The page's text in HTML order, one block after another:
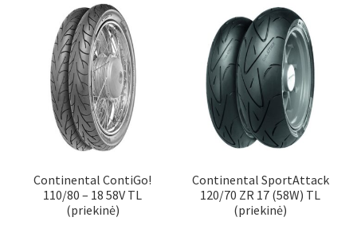
Continental ContiGo!
110/80 – 18 58V TL
(priekinė)
Continental SportAttack
120/70 ZR 17 (58W) TL
(priekinė)